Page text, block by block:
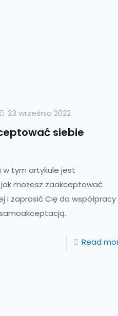
23 września 2022
siebie
w tym artykule jest
możesz zaakceptować
i zaprosić Cię do współpracy
Read